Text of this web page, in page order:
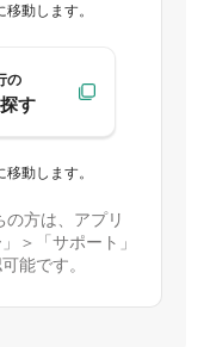
動します。
の
す
動します。
方は、アプリ
＞「サポート」
能です。